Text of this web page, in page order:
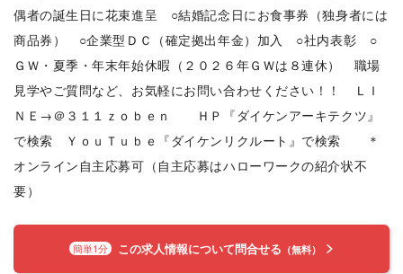
偶者の誕生日に花束進呈 ○結婚記念日にお食事券（独身者には
商品券） ○企業型ＤＣ（確定拠出年金）加入 ○社内表彰 ○
ＧＷ・夏季・年末年始休暇（２０２６年ＧＷは８連休） 職場
見学やご質問など、お気軽にお問い合わせください！！ ＬＩ
ＮＥ→＠３１１ｚｏｂｅｎ ＨＰ『ダイケンアーキテクツ』
で検索 ＹｏｕＴｕｂｅ『ダイケンリクルート』で検索 ＊
オンライン自主応募可（自主応募はハローワークの紹介状不
要）
簡単1分 この求人情報について問合せる （無料）